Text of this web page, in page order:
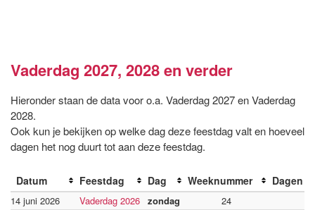
Vaderdag 2027, 2028 en verder
Hieronder staan de data voor o.a. Vaderdag 2027 en Vaderdag
2028.
Ook kun je bekijken op welke dag deze feestdag valt en hoeveel
dagen het nog duurt tot aan deze feestdag.
Datum Feestdag Dag Weeknummer Dagen
14 juni 2026 Vaderdag 2026 zondag 24